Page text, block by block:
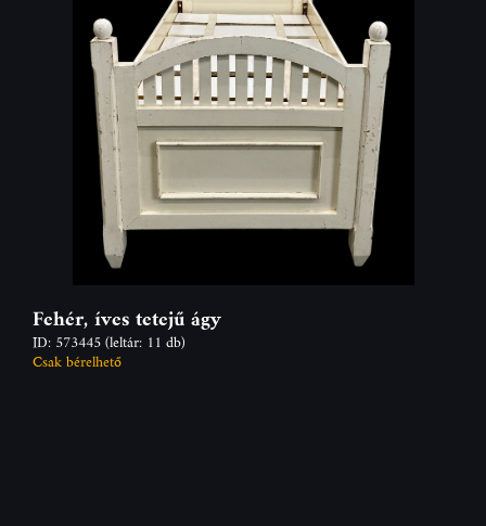
Fehér, íves tetejű ágy
ID: 573445(leltár: 11 db)
Csak bérelhető